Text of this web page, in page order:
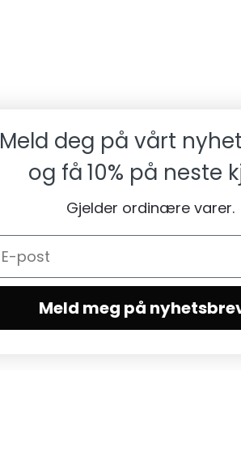
Meld deg på vårt
og få10% på neste
Gjelder ordinære varer.
Meld meg på